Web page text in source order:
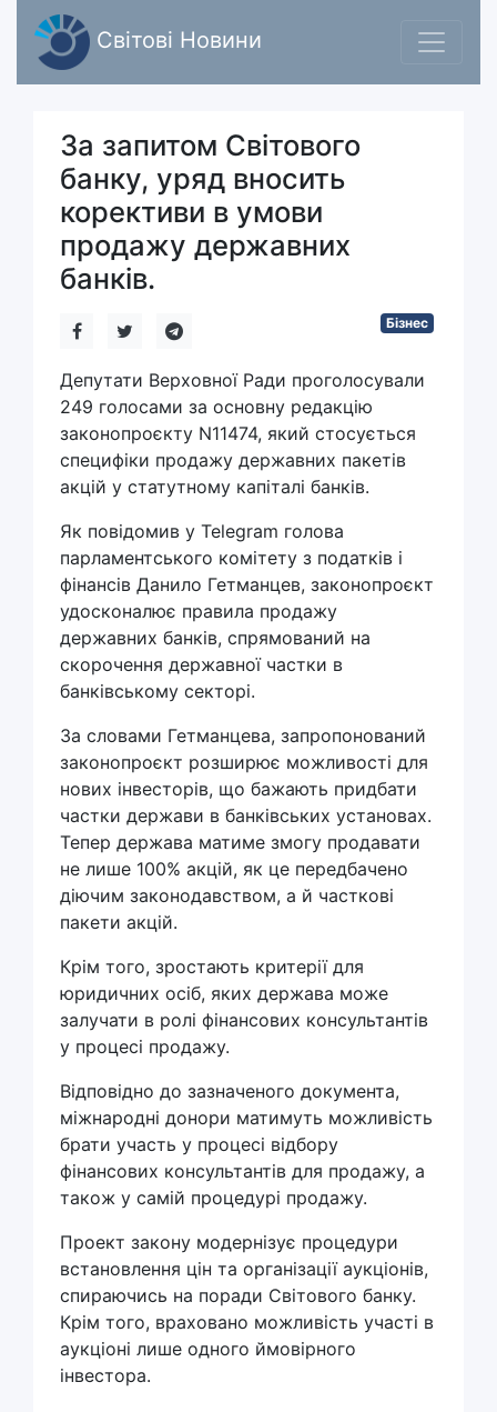
Світові Новини
За запитом Світового
банку, уряд вносить
корективи в умови
продажу державних
банків.
Бізнес
Депутати Верховної Ради проголосували
249 голосами за основну редакцію
законопроєкту N11474, який стосується
специфіки продажу державних пакетів
акцій у статутному капіталі банків.
Як повідомив у Telegram голова
парламентського комітету з податків і
фінансів Данило Гетманцев, законопроєкт
удосконалює правила продажу
державних банків, спрямований на
скорочення державної частки в
банківському секторі.
За словами Гетманцева, запропонований
законопроєкт розширює можливості для
нових інвесторів, що бажають придбати
частки держави в банківських установах.
Тепер держава матиме змогу продавати
не лише 100% акцій, як це передбачено
діючим законодавством, а й часткові
пакети акцій.
Крім того, зростають критерії для
юридичних осіб, яких держава може
залучати в ролі фінансових консультантів
у процесі продажу.
Відповідно до зазначеного документа,
міжнародні донори матимуть можливість
брати участь у процесі відбору
фінансових консультантів для продажу, а
також у самій процедурі продажу.
Проект закону модернізує процедури
встановлення цін та організації аукціонів,
спираючись на поради Світового банку.
Крім того, враховано можливість участі в
аукціоні лише одного ймовірного
інвестора.